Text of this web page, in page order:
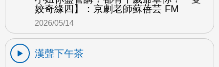
姣奇緣四】：京劇老師蘇蓓芸 FM
2026/05/14
漢聲下午茶